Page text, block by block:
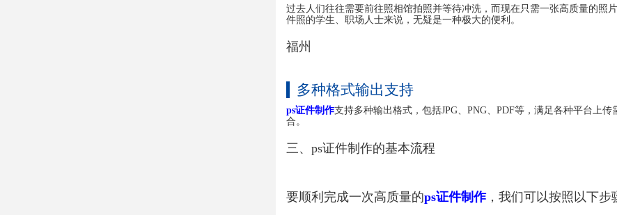
过去人们往往需要前往照相馆拍照并等待冲洗，而现在只需一张高质量的照
件照的学生、职场人士来说，无疑是一种极大的便利。
福州
多种格式输出支持
ps证件制作支持多种输出格式，包括JPG、PNG、PDF等，满足各种平台上
合。
三、ps证件制作的基本流程
要顺利完成一次高质量的ps证件制作，我们可以按照以下步